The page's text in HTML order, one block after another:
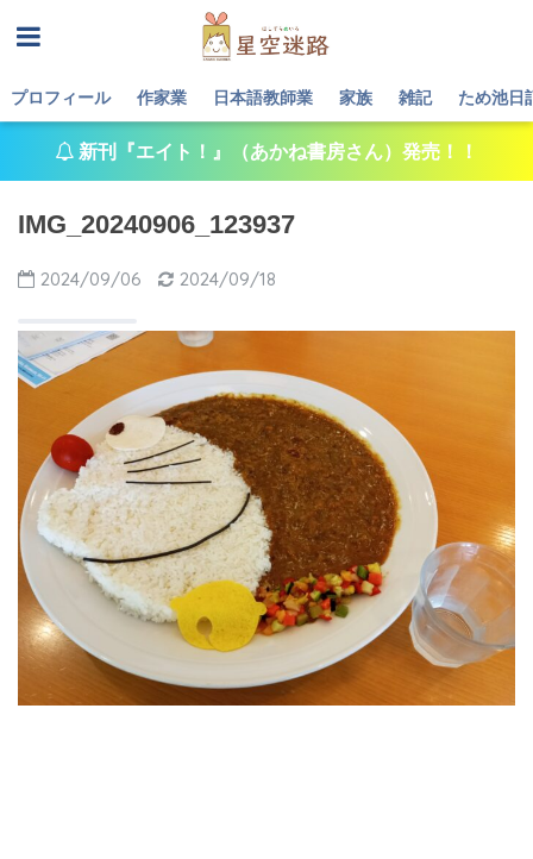
プロフィール 作家業 日本語教師業 家族 雑記 ため池日
新刊『エイト！』（あかね書房さん）発売！！
IMG_20240906_123937
2024/09/06 2024/09/18